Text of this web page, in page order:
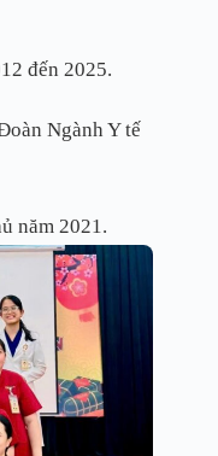
đến 2025.
Ngành Y tế
năm 2021.